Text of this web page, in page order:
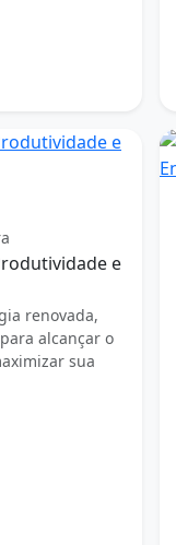
e
renovada,
alcançar o
sua